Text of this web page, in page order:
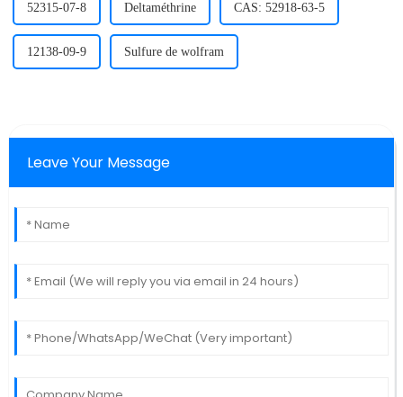
52315-07-8 Deltaméthrine CAS: 52918-63-5
12138-09-9 Sulfure de wolfram
Leave Your Message